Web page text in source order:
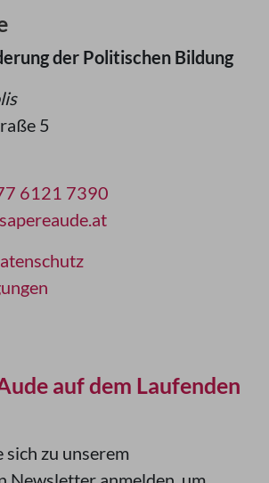
der Politischen Bildung
5
6121 7390
auf dem Laufenden
sich zu unserem